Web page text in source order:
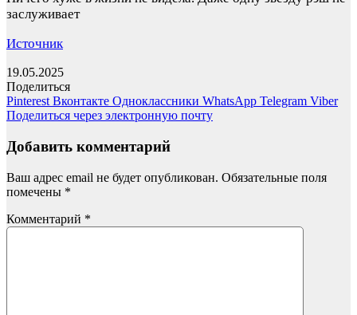
заслуживает
Источник
19.05.2025
Поделиться
Pinterest Вконтакте Одноклассники WhatsApp Telegram Viber
Поделиться через электронную почту
Добавить комментарий
Ваш адрес email не будет опубликован. Обязательные поля
помечены *
Комментарий *